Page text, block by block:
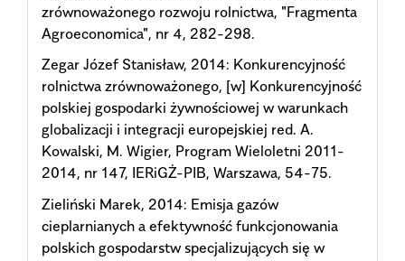
zrównoważonego rozwoju rolnictwa, "Fragmenta
Agroeconomica", nr 4, 282-298.
Zegar Józef Stanisław, 2014: Konkurencyjność
rolnictwa zrównoważonego, [w] Konkurencyjność
polskiej gospodarki żywnościowej w warunkach
globalizacji i integracji europejskiej red. A.
Kowalski, M. Wigier, Program Wieloletni 2011-
2014, nr 147, IERiGŻ-PIB, Warszawa, 54-75.
Zieliński Marek, 2014: Emisja gazów
cieplarnianych a efektywność funkcjonowania
polskich gospodarstw specjalizujących się w